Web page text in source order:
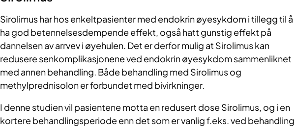
Sirolimus har hos enkeltpasienter med endokrin øyesykdom i tillegg til å
ha god betennelsesdempende effekt, også hatt gunstig effekt på
dannelsen av arrvev i øyehulen. Det er derfor mulig at Sirolimus kan
redusere senkomplikasjonene ved endokrin øyesykdom sammenliknet
med annen behandling. Både behandling med Sirolimus og
methylprednisolon er forbundet med bivirkninger.
I denne studien vil pasientene motta en redusert dose Sirolimus, og i en
kortere behandlingsperiode enn det som er vanlig f.eks. ved behandling